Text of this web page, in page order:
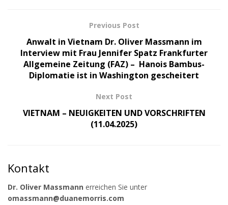
Previous Post
Anwalt in Vietnam Dr. Oliver Massmann im
Interview mit Frau Jennifer Spatz Frankfurter
Allgemeine Zeitung (FAZ) – Hanois Bambus-
Diplomatie ist in Washington gescheitert
Next Post
VIETNAM – NEUIGKEITEN UND VORSCHRIFTEN
(11.04.2025)
Kontakt
Dr. Oliver Massmann erreichen Sie unter
omassmann@duanemorris.com